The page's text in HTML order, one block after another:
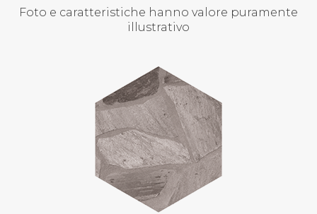
Foto e caratteristiche hanno valore puramente
illustrativo